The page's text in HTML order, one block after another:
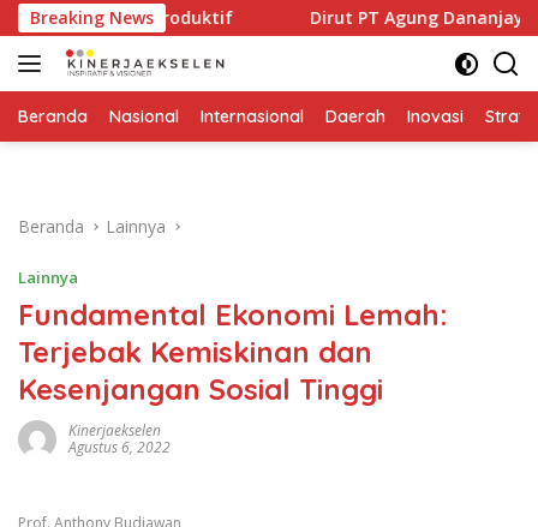
Langsung
ke
konten
Breaking News
Produktif Dirut PT Agung Dananjaya Sentosa
Beranda Nasional Internasional Daerah Inovasi
Beranda Lainnya
Lainnya
Fundamental Ekonomi Lemah:
Terjebak Kemiskinan dan
Kesenjangan Sosial Tinggi
Kinerjaekselen
Agustus 6, 2022
Prof. Anthony Budiawan